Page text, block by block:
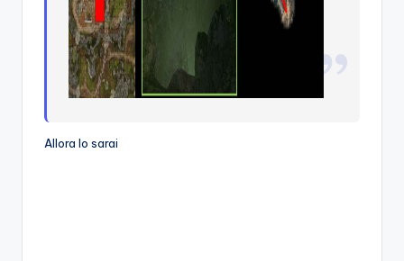
Allora lo sarai